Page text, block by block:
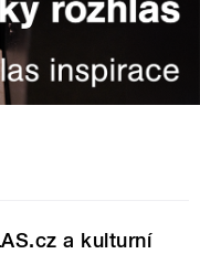
a kulturní